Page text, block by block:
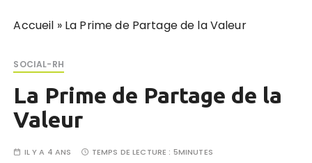
Accueil » La Prime de Partage de la Valeur
SOCIAL-RH
La Prime de Partage de la
Valeur
IL Y A 4 ANS TEMPS DE LECTURE : 5MINUTES